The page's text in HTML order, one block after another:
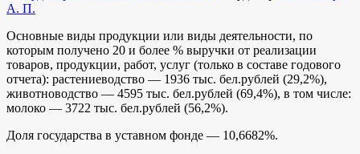
А. П.
Основные виды продукции или виды деятельности, по
которым получено 20 и более % выручки от реализации
товаров, продукции, работ, услуг (только в составе годового
отчета): растениеводство — 1936 тыс. бел.рублей (29,2%),
животноводство — 4595 тыс. бел.рублей (69,4%), в том числе:
молоко — 3722 тыс. бел.рублей (56,2%).
Доля государства в уставном фонде — 10,6682%.